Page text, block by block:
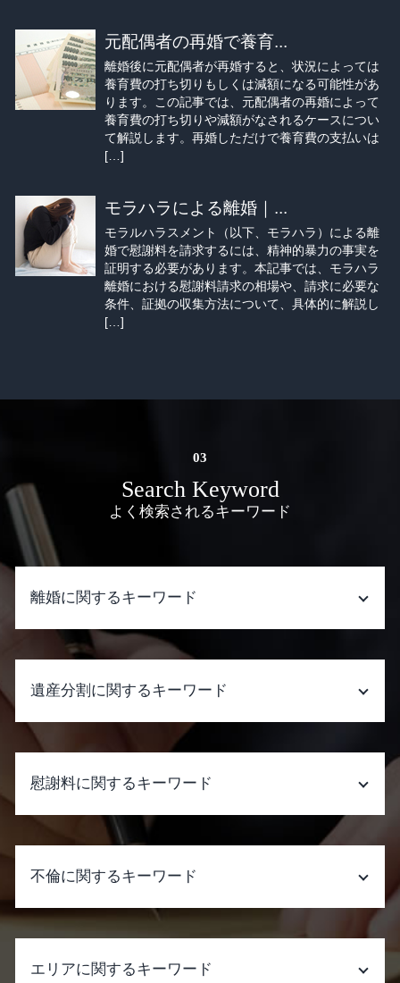
元配偶者の再婚で養育...
離婚後に元配偶者が再婚すると、状況によっては
養育費の打ち切りもしくは減額になる可能性があ
ります。この記事では、元配偶者の再婚によって
養育費の打ち切りや減額がなされるケースについ
て解説します。再婚しただけで養育費の支払いは
[…]
モラハラによる離婚｜...
モラルハラスメント（以下、モラハラ）による離
婚で慰謝料を請求するには、精神的暴力の事実を
証明する必要があります。本記事では、モラハラ
離婚における慰謝料請求の相場や、請求に必要な
条件、証拠の収集方法について、具体的に解説し
[…]
Search Keyword
よく検索されるキーワード
離婚に関するキーワード
離婚 相談
財産分与 裁判
dv 慰謝料 証拠
離婚調停 不成立 裁判
離婚調停 流れ
離婚 年金分割 手続き
離婚 調停 裁判
離婚 慰謝料 dv
離婚 訴訟
遺産分割に関するキーワード
相続人 行方不明
相続人 連絡取れない
遺産分割 印鑑証明
遺産分割協議書 作成
遺産分割 一部のみ
遺言書 種類
遺産分割調停で 聞か れること
遺産分割 生前贈与
慰謝料に関するキーワード
慰謝料請求できる条件 借金
慰謝料請求できる条件 離婚
慰謝料とは 事故
慰謝料請求 時効
不倫に関するキーワード
不倫 切ない
不倫 シングル マザー
エリアに関するキーワード